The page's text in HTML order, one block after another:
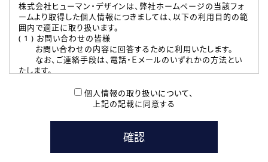
株式会社ヒューマン・デザインは、弊社ホームページの当該フォ
ームより取得した個人情報につきましては、以下の利用目的の範
囲内で適正に取り扱います。
( 1 ) お問い合わせの皆様
お問い合わせの内容に回答するために利用いたします。
なお、ご連絡手段は、電話・Ｅメールのいずれかの方法とい
たします。
本登録に関するご連絡および本登録時の参考情報として利
たします。
( 3 ) スタッフ派遣を検討されている企業の皆様
お問い合わせの内容に回答するために利用いたします。
なお、ご連絡手段は、電話・Ｅメールのいずれかの方法とい
個人情報の取り扱いについて、
上記の記載に同意する